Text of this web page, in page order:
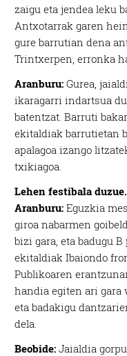
zaigu eta jendea leku
Antxotarrak garen
gure barrutian dena
Trintxerpen, erronka
Aranburu: Gurea,
ikaragarri indartsua
batentzat. Barruti
ekitaldiak barrutietan
apalagoa izango
txikiagoa.
Lehen festibala
Aranburu: Eguzkia
giroa nabarmen
bizi gara, eta badugu
ekitaldiak Ibaiondo
Publikoaren
handia egiten ari gara
eta badakigu
dela.
Beobide: Jaialdia